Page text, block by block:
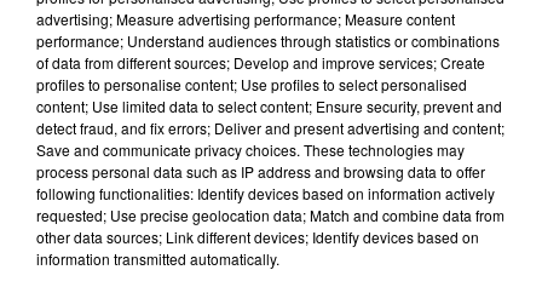
papa maman
Parents
enfant
famille
enfants
parent
conseil
adolescents
adolescent
parentalité
bébé
éducation
bébés lien parental
DKL - Cécilia Reichert
Le père Noël à aussi le droit de se tromper
advertising; Measure advertising performance; Measure content
performance; Understand audiences through statistics or combinations
of data from different sources; Develop and improve services; Create
profiles to personalise content; Use profiles to select personalised
content; Use limited data to select content; Ensure security, prevent and
detect fraud, and fix errors; Deliver and present advertising and content;
Save and communicate privacy choices. These technologies may
process personal data such as IP address and browsing data to offer
following functionalities: Identify devices based on information actively
requested; Use precise geolocation data; Match and combine data from
other data sources; Link different devices; Identify devices based on
information transmitted automatically.